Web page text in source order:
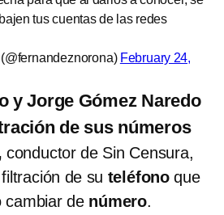
tus cuentas de las redes
February 24,
y Jorge Gómez Naredo
de sus números
conductor de Sin Censura,
de su teléfonoque
cambiar de número.